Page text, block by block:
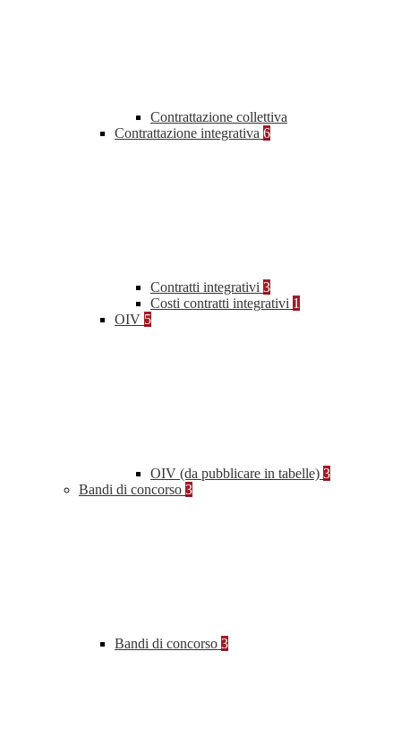
Contrattazione collettiva
Contrattazione integrativa 6
Contratti integrativi 3
Costi contratti integrativi 1
OIV 5
OIV (da pubblicare in tabelle) 3
Bandi di concorso 3
Bandi di concorso 3